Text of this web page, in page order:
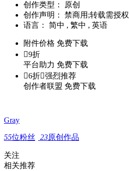
创作类型：
原创
创作声明：
禁商用;转载需授权
语言：
简中 , 繁中 , 英语
附件价格 免费下载
9折
平台助力 免费下载
6折强烈推荐
创作者联盟 免费下载
Gray
55位粉丝 23原创作品
关注
相关推荐